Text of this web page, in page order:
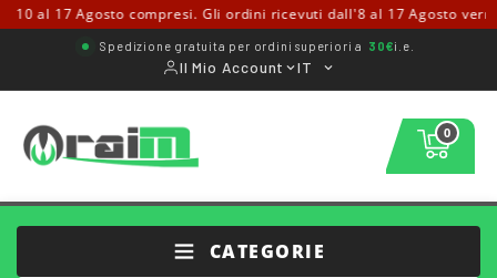
al 17 Agosto compresi. Gli ordini ricevuti dall'8 al 17 Agosto
Spedizione gratuita per ordini superiori a 30€i.e.
Il Mio Account IT
0
CATEGORIE